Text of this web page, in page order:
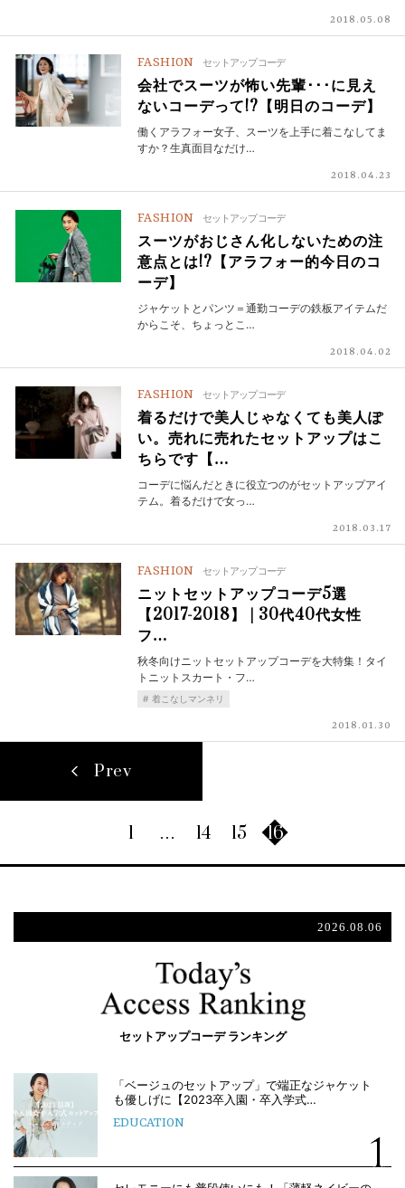
2018.05.08
FASHION セットアップコーデ
会社でスーツが怖い先輩･･･に見え
ないコーデって!?【明日のコーデ】
働くアラフォー女子、スーツを上手に着こなしてま
すか？生真面目なだけ…
2018.04.23
FASHION セットアップコーデ
スーツがおじさん化しないための注
意点とは!?【アラフォー的今日のコ
ーデ】
ジャケットとパンツ＝通勤コーデの鉄板アイテムだ
からこそ、ちょっとこ…
2018.04.02
FASHION セットアップコーデ
着るだけで美人じゃなくても美人ぽ
い。売れに売れたセットアップはこ
ちらです【…
コーデに悩んだときに役立つのがセットアップアイ
テム。着るだけで女っ…
2018.03.17
FASHION セットアップコーデ
ニットセットアップコーデ5選
【2017-2018】 | 30代40代女性
フ…
秋冬向けニットセットアップコーデを大特集！タイ
トニットスカート・フ…
着こなしマンネリ
2018.01.30
Prev
1 … 14 15 16
2026.08.06
セットアップコーデ ランキング
「ベージュのセットアップ」で端正なジャケット
も優しげに【2023卒入園・卒入学式…
EDUCATION